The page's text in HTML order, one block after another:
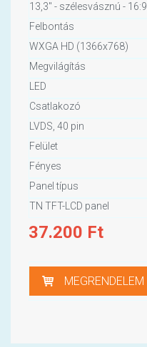
13,3" - szélesvásznú - 16:9
Felbontás
WXGA HD (1366x768)
Megvilágítás
LED
Csatlakozó
LVDS, 40 pin
Felület
Fényes
Panel típus
TN TFT-LCD panel
37.200 Ft
MEGRENDELEM